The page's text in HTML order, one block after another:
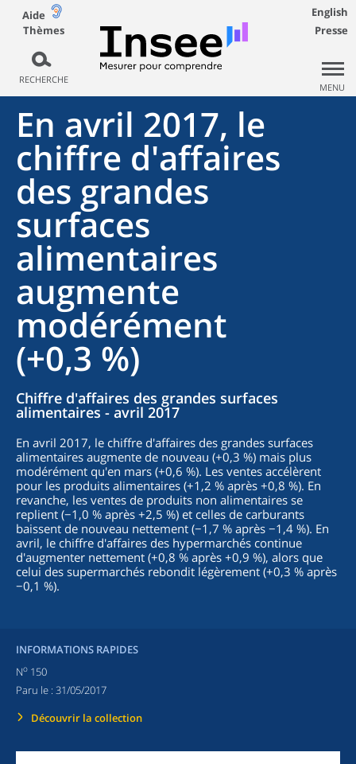
Aide
Thèmes
RECHERCHE
English
Presse
MENU
En avril 2017, le
chiffre d'affaires
des grandes
surfaces
alimentaires
augmente
modérément
(+0,3 %)
Chiffre d'affaires des grandes surfaces
alimentaires - avril 2017
En avril 2017, le chiffre d'affaires des grandes surfaces
alimentaires augmente de nouveau (+0,3 %) mais plus
modérément qu'en mars (+0,6 %). Les ventes accélèrent
pour les produits alimentaires (+1,2 % après +0,8 %). En
revanche, les ventes de produits non alimentaires se
replient (−1,0 % après +2,5 %) et celles de carburants
baissent de nouveau nettement (−1,7 % après −1,4 %). En
avril, le chiffre d'affaires des hypermarchés continue
d'augmenter nettement (+0,8 % après +0,9 %), alors que
celui des supermarchés rebondit légèrement (+0,3 % après
−0,1 %).
INFORMATIONS RAPIDES
No 150
Paru le : 31/05/2017
Découvrir la collection